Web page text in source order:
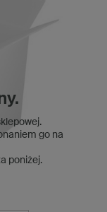
go na
poniżej.